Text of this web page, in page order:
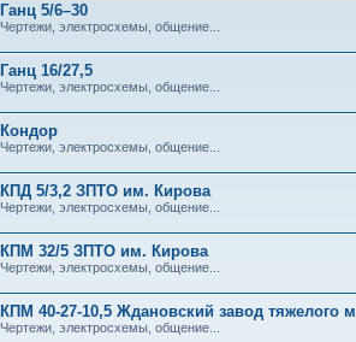
Ганц 5/6–30
Чертежи, электросхемы, общение...
Ганц 16/27,5
Чертежи, электросхемы, общение...
Кондор
Чертежи, электросхемы, общение...
КПД 5/3,2 ЗПТО им. Кирова
Чертежи, электросхемы, общение...
КПМ 32/5 ЗПТО им. Кирова
Чертежи, электросхемы, общение...
КПМ 40-27-10,5 Ждановский завод тяжелого
Чертежи, электросхемы, общение...